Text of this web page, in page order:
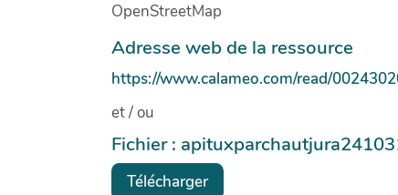
OpenStreetMap
Adresse web de la ressource
https://www.calameo.com/read/
et / ou
Fichier :
Télécharger